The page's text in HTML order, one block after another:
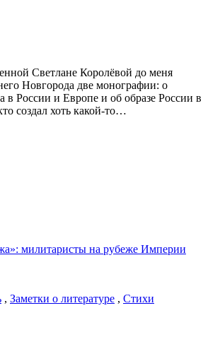
Светлане Королёвой до меня
Новгорода две монографии: о
России и Европе и об образе России в
создал хоть какой-то…
, Заметки о литературе , Стихи